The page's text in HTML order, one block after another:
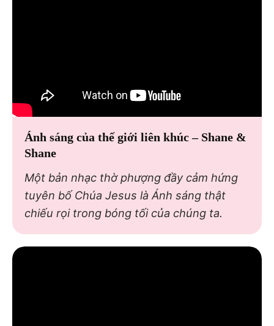
Ánh sáng của thế giới liên khúc – Shane &
Shane
Một bản nhạc thờ phượng đầy cảm hứng
tuyên bố Chúa Jesus là Ánh sáng thật
chiếu rọi trong bóng tối của chúng ta.